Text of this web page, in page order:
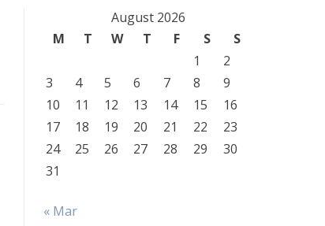
August 2026
M
T W T F S
S
1
2
3
4 5 6 7 8
9
10
11 12 13 14 15
16
17
18 19 20 21 22
23
24
25 26 27 28 29
30
31
« Mar